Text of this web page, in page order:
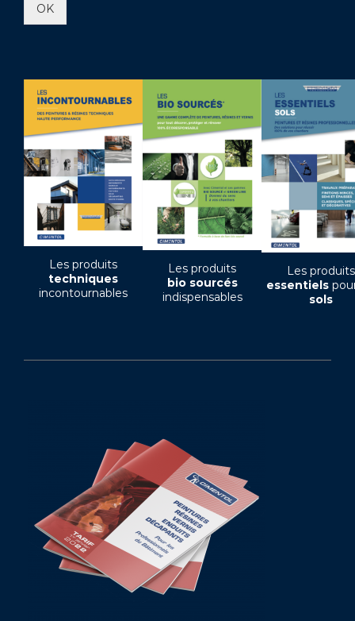
OK
Les produits
techniques
incontournables
Les produits
bio sourcés
indispensables
Les produits
essentiels
sols